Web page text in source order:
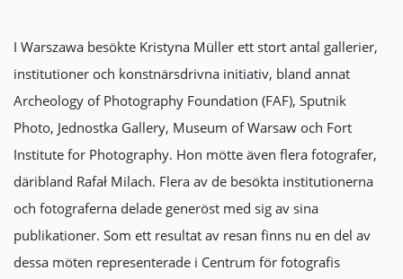
I Warszawa besökte Kristyna Müller ett stort antal gallerier,
institutioner och konstnärsdrivna initiativ, bland annat
Archeology of Photography Foundation (FAF), Sputnik
Photo, Jednostka Gallery, Museum of Warsaw och Fort
Institute for Photography. Hon mötte även flera fotografer,
däribland Rafał Milach. Flera av de besökta institutionerna
och fotograferna delade generöst med sig av sina
publikationer. Som ett resultat av resan finns nu en del av
dessa möten representerade i Centrum för fotografis